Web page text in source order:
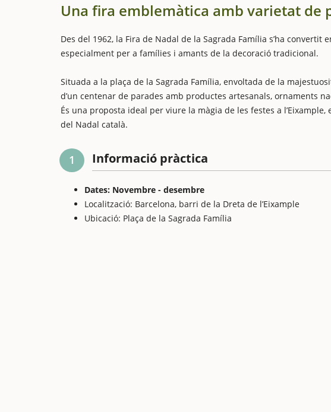
Una fira emblemàtica amb varietat de
Des del 1962, la Fira de Nadal de la Sagrada Família s’ha
especialment per a famílies i amants de la decoració tradicional.
Situada a la plaça de la Sagrada Família, envoltada de la
d’un centenar de parades amb productes artesanals, ornaments
És una proposta ideal per viure la màgia de les festes a
del Nadal català.
1 Informació pràctica
Dates: Novembre - desembre
Localització: Barcelona, barri de la Dreta de l’Eixample
Ubicació: Plaça de la Sagrada Família